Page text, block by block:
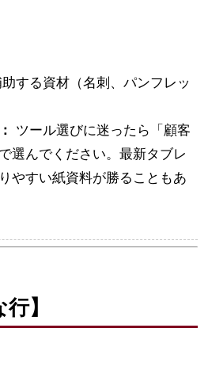
する資材（名刺、パンフレッ
ツール選びに迷ったら「顧客
選んでください。最新タブレ
やすい紙資料が勝ることもあ
】